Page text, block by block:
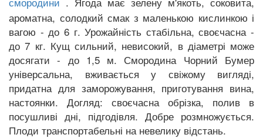
смородини
ароматна, солодкий смак з маленькою кислинкою і
вагою - до 6 г. Урожайність стабільна, своєчасна -
до 7 кг. Кущ сильний, невисокий, в діаметрі може
досягати - до 1,5 м. Смородина Чорний Бумер
універсальна, вживається у свіжому вигляді,
придатна для заморожування, приготування вина,
настоянки. Догляд: своєчасна обрізка, полив в
посушливі дні, підгодівля. Добре розмножується.
Плоди транспортабельні на невелику відстань.